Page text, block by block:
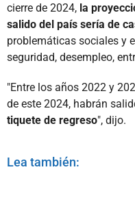
cierre de 2024, la
salido del país sería de
problemáticas sociales y
seguridad, desempleo,
"Entre los años 2022 y
de este 2024, habrán
tiquete de regreso", dijo.
Lea también: